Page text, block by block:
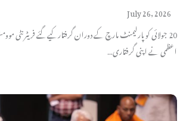
July 26, 2026
20 جولائی کو پارلیمنٹ مارچ کے دوران گرفتار کیے گئے
اعظمی نے اپنی گرفتاری…